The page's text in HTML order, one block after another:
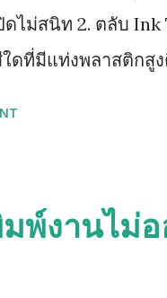
ไม่สนิท 2. ตลับ
ดที่มีแท่งพลาสติกสู
เพราะตัวปิด
พ์งานไม่